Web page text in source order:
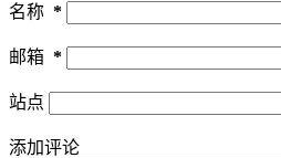
名称 *
邮箱 *
站点
添加评论